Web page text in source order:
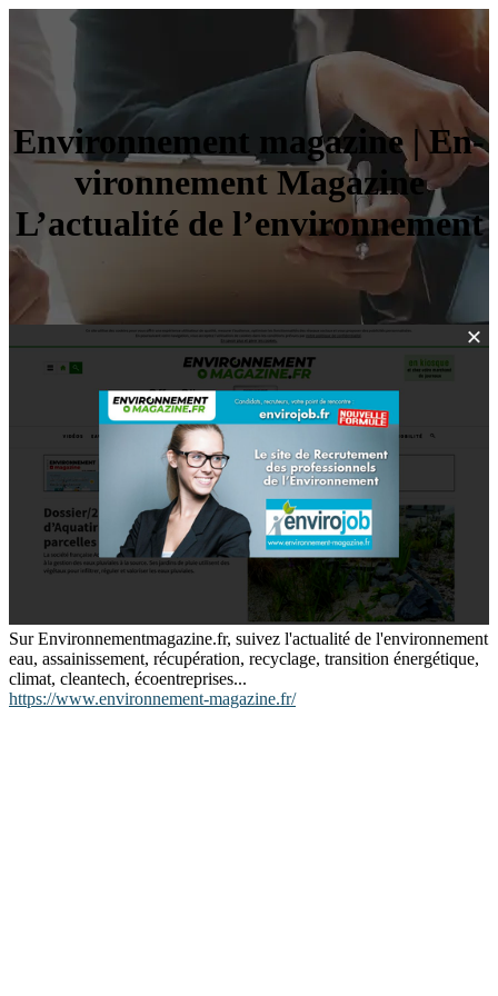
En­viron­ne­ment magazine | En­
viron­ne­ment Magazine
L’actualité de l’en­viron­ne­ment
Sur Environnementmagazine.fr, suivez l'actualité de l'environnement
eau, assainissement, récupération, recyclage, transition énergétique,
climat, cleantech, écoentreprises...
https://www.environnement-magazine.fr/